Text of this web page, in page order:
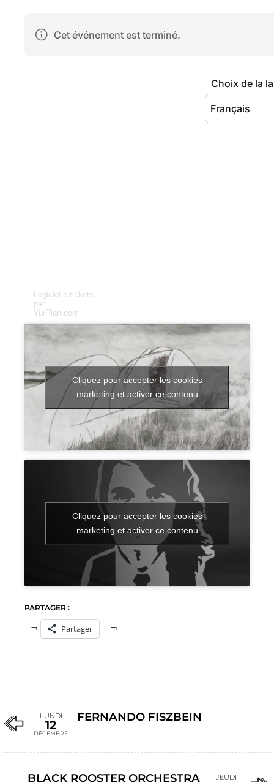
Logiciel e-tickets
par
YurPlan.com
Cliquez pour accepter les cookies
marketing et activer ce contenu
Cliquez pour accepter les cookies
marketing et activer ce contenu
PARTAGER :
Partager
LUNDI
12
DÉCEMBRE
FERNANDO FISZBEIN
BLACK ROOSTER ORCHESTRA JEUDI